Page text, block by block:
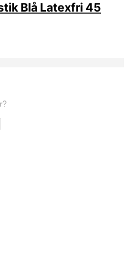
Blå Latexfri 45